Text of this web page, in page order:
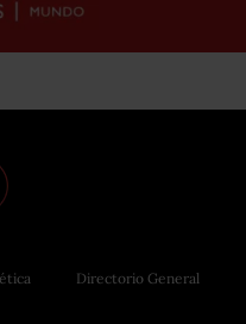
Directorio General